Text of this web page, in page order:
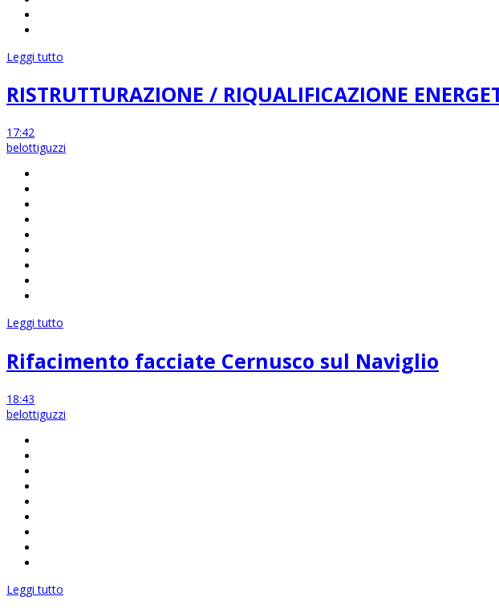
Leggi tutto
RISTRUTTURAZIONE / RIQUALIFICAZIONE
17:42
belottiguzzi
Leggi tutto
Rifacimento facciate Cernusco sul Naviglio
18:43
belottiguzzi
Leggi tutto